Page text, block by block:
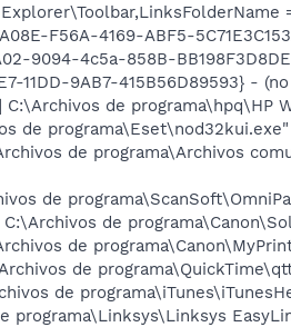
F56A-4169-ABF5-
9094-4c5a-858B-
11DD-9AB7-415B56D89593} -
de programa\hpq\HP
de programa\Eset\nod32kui.exe"
de programa\Archivos
de
de
de
de
de
programa\Linksys\Linksys